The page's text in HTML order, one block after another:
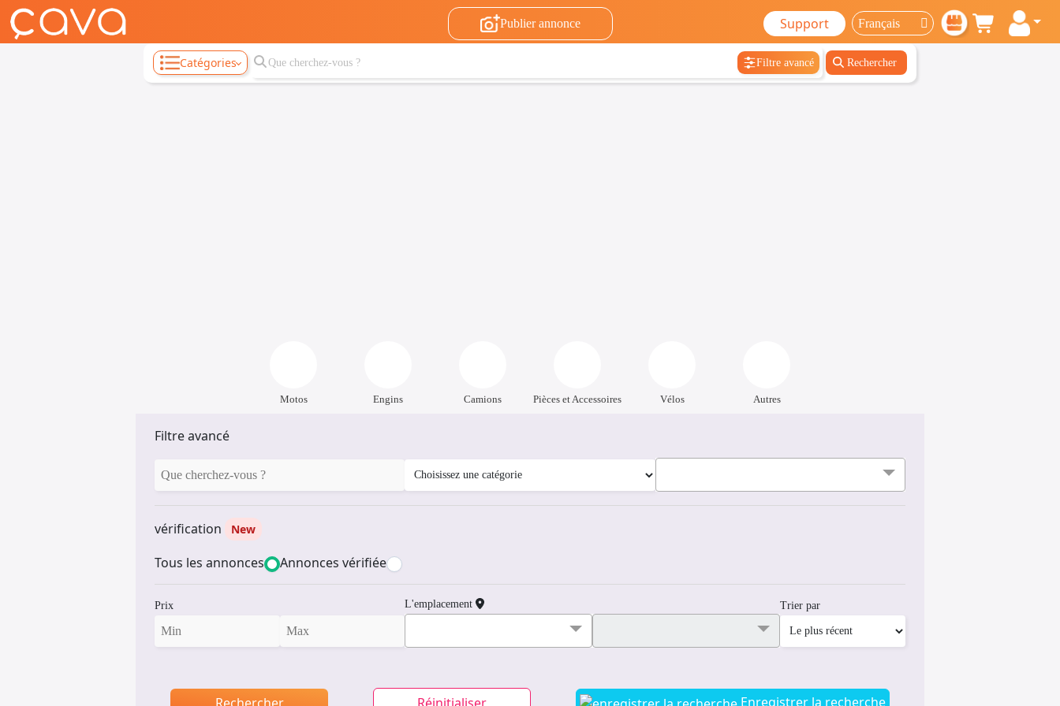
Publier annonce Support
Catégories Filtre avancé Rechercher
Motos Engins Camions Pièces et Accessoires Vélos Autres
Filtre avancé
vérification New
Tous les annonces Annonces vérifiée
Prix L'emplacement Trier par
Enregistrer la recherche